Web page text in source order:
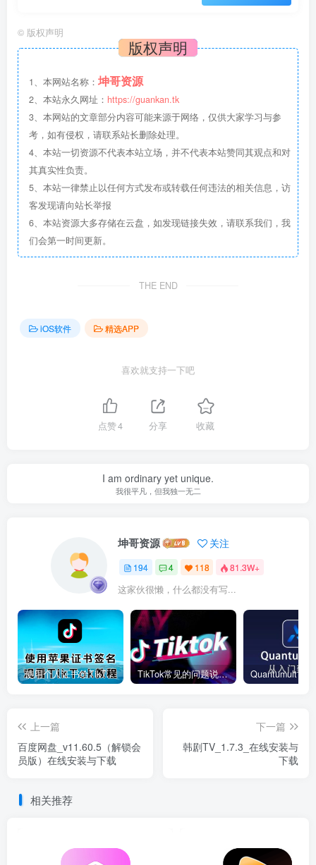
© 版权声明
版权声明
1、本网站名称： 坤哥资源
2、本站永久网址： https://guankan.tk
3、本网站的文章部分内容可能来源于网络，仅供大家学习与参
考，如有侵权，请联系站长删除处理。
4、本站一切资源不代表本站立场，并不代表本站赞同其观点和对
其真实性负责。
5、本站一律禁止以任何方式发布或转载任何违法的相关信息，访
客发现请向站长举报
6、本站资源大多存储在云盘，如发现链接失效，请联系我们，我
们会第一时间更新。
THE END
iOS软件 精选APP
喜欢就支持一下吧
点赞4 分享 收藏
I am ordinary yet unique.
我很平凡，但我独一无二
坤哥资源 关注
194 4 118 81.3W+
这家伙很懒，什么都没有写...
使用个人证书给TikTok签名安装(视频) TikTok常见的问题说明和解决方法
上一篇
百度网盘_v11.60.5（解锁会
员版）在线安装与下载
下一篇
韩剧TV_1.7.3_在线安装与
下载
相关推荐